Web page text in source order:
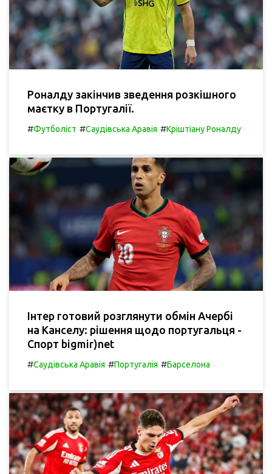
Роналду закінчив зведення розкішного
маєтку в Португалії.
#Футболіст #Саудівська Аравія #Кріштіану Роналду
Інтер готовий розглянути обмін Ачербі
на Канселу: рішення щодо португальця -
Спорт bigmir)net
#Саудівська Аравія #Португалія #Барселона